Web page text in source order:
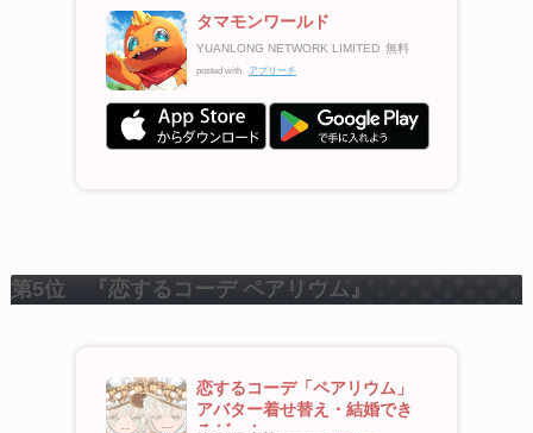
タマモンワールド
YUANLONG NETWORK LIMITED 無料
posted with アプリーチ
第5位 『恋するコーデ ペアリウム』
恋するコーデ「ペアリウム」
アバター着せ替え・結婚でき